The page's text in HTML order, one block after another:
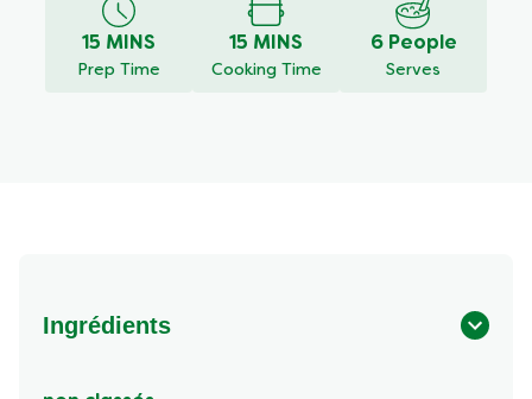
15 MINS
Prep Time
15 MINS
Cooking Time
6 People
Serves
Ingrédients